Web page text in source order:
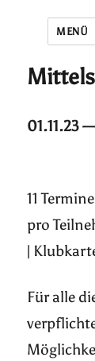
MENÜ
01.11.23
11 Termine
pro
|
Für alle